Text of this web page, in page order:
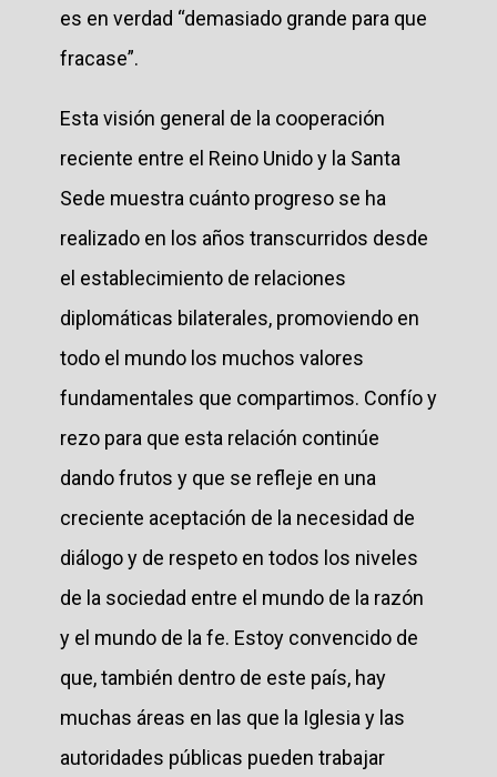
es en verdad “demasiado grande para que
fracase”.
Esta visión general de la cooperación
reciente entre el Reino Unido y la Santa
Sede muestra cuánto progreso se ha
realizado en los años transcurridos desde
el establecimiento de relaciones
diplomáticas bilaterales, promoviendo en
todo el mundo los muchos valores
fundamentales que compartimos. Confío y
rezo para que esta relación continúe
dando frutos y que se refleje en una
creciente aceptación de la necesidad de
diálogo y de respeto en todos los niveles
de la sociedad entre el mundo de la razón
y el mundo de la fe. Estoy convencido de
que, también dentro de este país, hay
muchas áreas en las que la Iglesia y las
autoridades públicas pueden trabajar